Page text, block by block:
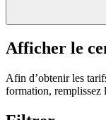
Afficher le
Afin d’obtenir les
formation, remplissez